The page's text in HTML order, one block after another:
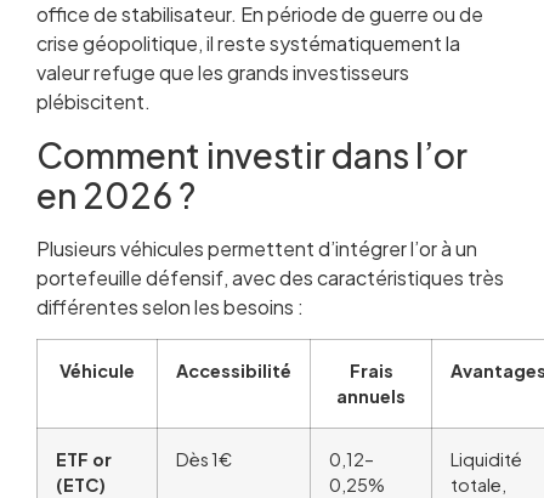
office de stabilisateur. En période de guerre ou de
crise géopolitique, il reste systématiquement la
valeur refuge que les grands investisseurs
plébiscitent.
Comment investir dans l’or
en 2026 ?
Plusieurs véhicules permettent d’intégrer l’or à un
portefeuille défensif, avec des caractéristiques très
différentes selon les besoins :
Véhicule Accessibilité
Frais
annuels
ETF or
(ETC)
Dès 1€
0,12–
0,25%
Liquidité
totale,